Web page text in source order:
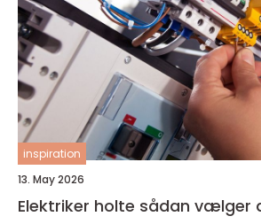
inspiration
13. May 2026
Elektriker holte sådan vælger du den rette